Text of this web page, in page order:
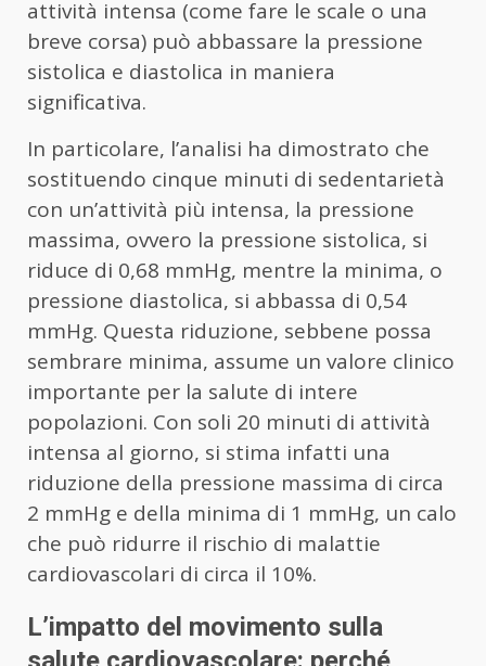
attività intensa (come fare le scale o una
breve corsa) può abbassare la pressione
sistolica e diastolica in maniera
significativa.
In particolare, l’analisi ha dimostrato che
sostituendo cinque minuti di sedentarietà
con un’attività più intensa, la pressione
massima, ovvero la pressione sistolica, si
riduce di 0,68 mmHg, mentre la minima, o
pressione diastolica, si abbassa di 0,54
mmHg. Questa riduzione, sebbene possa
sembrare minima, assume un valore clinico
importante per la salute di intere
popolazioni. Con soli 20 minuti di attività
intensa al giorno, si stima infatti una
riduzione della pressione massima di circa
2 mmHg e della minima di 1 mmHg, un calo
che può ridurre il rischio di malattie
cardiovascolari di circa il 10%.
L’impatto del movimento sulla